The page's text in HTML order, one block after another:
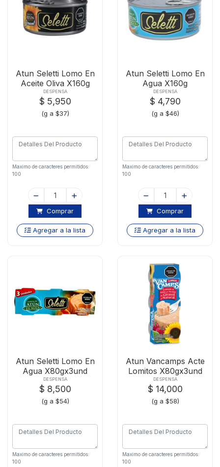
Atun Seletti Lomo En
Aceite Oliva X160g
DESPENSA
$ 5,950
(g a $37)
Maximo de caracteres permitidos:
100
Comprar
Agregar a la lista
Atun Seletti Lomo En
Agua X160g
DESPENSA
$ 4,790
(g a $46)
Maximo de caracteres permitidos:
100
Comprar
Agregar a la lista
Atun Seletti Lomo En
Agua X80gx3und
DESPENSA
$ 8,500
(g a $54)
Maximo de caracteres permitidos:
100
Atun Vancamps Acte
Lomitos X80gx3und
DESPENSA
$ 14,000
(g a $58)
Maximo de caracteres permitidos:
100